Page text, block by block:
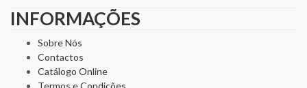
INFORMAÇÕES
Sobre Nós
Contactos
Catálogo Online
Termos e Condições